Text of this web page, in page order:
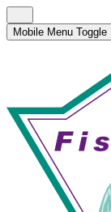
Mobile Menu Toggle